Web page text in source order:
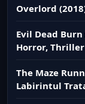
Overlord
Evil Dead
Horror, Thriller
The Maze
Labirintul